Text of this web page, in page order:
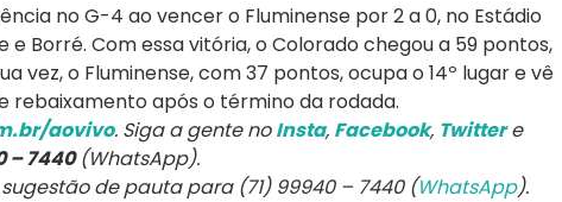
no G-4 ao vencer o Fluminense por 2 a 0, no Estádio
Borré. Com essa vitória, o Colorado chegou a 59 pontos,
vez, o Fluminense, com 37 pontos, ocupa o 14º lugar e vê
rebaixamento após o término da rodada.
aovivo. Siga a gente no Insta, Facebook, Twittere
– 7440(WhatsApp).
de pauta para (71) 99940 – 7440 (WhatsApp).